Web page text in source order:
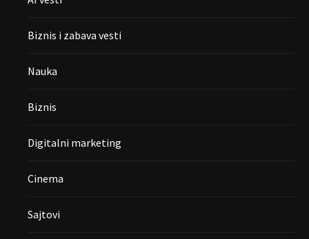
Biznis i zabava vesti
Nauka
Biznis
Digitalni marketing
Cinema
Sajtovi